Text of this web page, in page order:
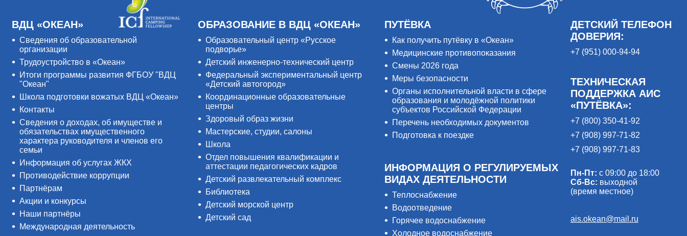
ВДЦ «ОКЕАН»
Сведения об образовательной
организации
Трудоустройство в «Океан»
Итоги программы развития ФГБОУ "ВДЦ
"Океан"
Школа подготовки вожатых ВДЦ «Океан»
Контакты
Сведения о доходах, об имуществе и
обязательствах имущественного
характера руководителя и членов его
семьи
Информация об услугах ЖКХ
Противодействие коррупции
Партнёрам
Акции и конкурсы
Наши партнёры
Международная деятельность
ОБРАЗОВАНИЕ В ВДЦ «ОКЕАН»
Образовательный центр «Русское
подворье»
Детский инженерно-технический центр
Федеральный экспериментальный центр
«Детский автогород»
Координационные образовательные
центры
Здоровый образ жизни
Мастерские, студии, салоны
Школа
Отдел повышения квалификации и
аттестации педагогических кадров
Детский развлекательный комплекс
Библиотека
Детский морской центр
Детский сад
ПУТЁВКА
Как получить путёвку в «Океан»
Медицинские противопоказания
Смены 2026 года
Меры безопасности
Органы исполнительной власти в сфере
образования и молодёжной политики
субъектов Российской Федерации
Перечень необходимых документов
Подготовка к поездке
ИНФОРМАЦИЯ О РЕГУЛИРУЕМЫХ
ВИДАХ ДЕЯТЕЛЬНОСТИ
Теплоснабжение
Водоотведение
Горячее водоснабжение
Холодное водоснабжение
ДЕТСКИЙ ТЕЛЕФОН
ДОВЕРИЯ:
+7 (951) 000-94-94
ТЕХНИЧЕСКАЯ
ПОДДЕРЖКА АИС
«ПУТЁВКА»:
+7 (800) 350-41-92
+7 (908) 997-71-82
+7 (908) 997-71-83
Пн-Пт: с 09:00 до 18:00
Сб-Вс: выходной
(время местное)
ais.okean@mail.ru